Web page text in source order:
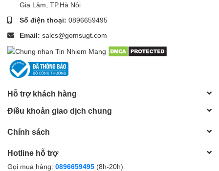
Gia Lâm, TP.Hà Nội
Số điện thoại: 0896659495
Email: sales@gomsugt.com
Hỗ trợ khách hàng
Điều khoản giao dịch chung
Chính sách
Hotline hỗ trợ
Gọi mua hàng: 0896659495 (8h-20h)